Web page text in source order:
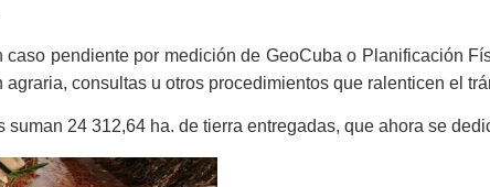
pendiente por medición de GeoCuba o Planificación
agraria, consultas u otros procedimientos que ralenticen el
suman 24 312,64 ha. de tierra entregadas, que ahora se